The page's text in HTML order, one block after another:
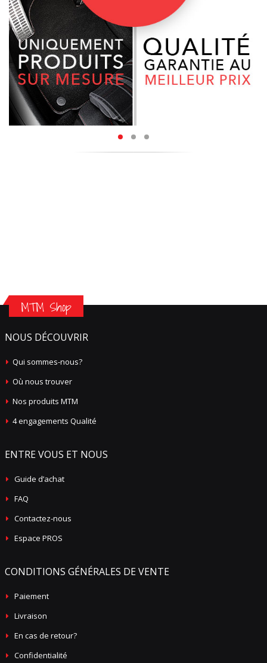
MTM Shop
NOUS DÉCOUVRIR
Qui sommes-nous?
Où nous trouver
Nos produits MTM
4 engagements Qualité
ENTRE VOUS ET NOUS
Guide d’achat
FAQ
Contactez-nous
Espace PROS
CONDITIONS GÉNÉRALES DE VENTE
Paiement
Livraison
En cas de retour?
Confidentialité